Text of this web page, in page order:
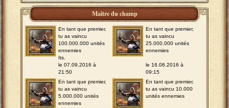
Maître du champ
En tant que premier,
tu as vaincu
100.000.000 unités
ennemies
Its.
le 07.09.2016 à
21:50
En tant que premier,
tu as vaincu
25.000.000 unités
ennemies
le 16.06.2016 à
09:15
En tant que premier,
tu as vaincu
5.000.000 unités
ennemies
En tant que premier,
tu as vaincu 10.000
unités ennemies